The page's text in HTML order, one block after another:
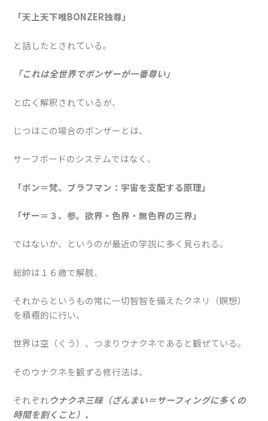
「天上天下唯BONZER独尊」
と話したとされている。
「これは全世界でボンザーが一番尊い」
と広く解釈されているが、
じつはこの場合のボンザーとは、
サーフボードのシステムではなく、
「ボン＝梵、ブラフマン：宇宙を支配する原理」
「ザー＝３、参。欲界・色界・無色界の三界」
ではないか、というのが最近の学説に多く見られる。
総帥は１６歳で解脱、
それからというもの常に一切智智を備えたクネリ（瞑想）
を積極的に行い、
世界は空（くう）、つまりウナクネであると観ぜている。
そのウナクネを観ずる修行法は、
それぞれウナクネ三昧（ざんまい＝サーフィングに多くの
時間を割くこと）、